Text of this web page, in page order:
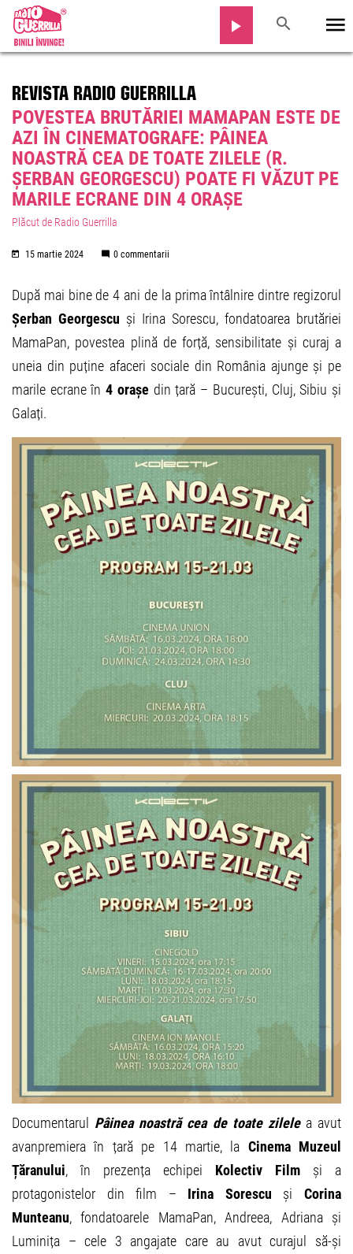
REVISTA RADIO GUERRILLA
POVESTEA BRUTĂRIEI MAMAPAN ESTE DE
AZI ÎN CINEMATOGRAFE: PÂINEA
NOASTRĂ CEA DE TOATE ZILELE (R.
ȘERBAN GEORGESCU) POATE FI VĂZUT PE
MARILE ECRANE DIN 4 ORAȘE
Plăcut de Radio Guerrilla
15 martie 2024 0 commentarii
După mai bine de 4 ani de la prima întâlnire dintre regizorul
Șerban Georgescu și Irina Sorescu, fondatoarea brutăriei
MamaPan, povestea plină de forță, sensibilitate și curaj a
uneia din puține afaceri sociale din România ajunge și pe
marile ecrane în4 oraședin țară – București, Cluj, Sibiu și
Galați.
Documentarul Pâinea noastră cea de toate zilelea avut
avanpremiera în țară pe 14 martie, la Cinema Muzeul
Țăranului, în prezența echipei Kolectiv Film și a
protagonistelor din film – Irina Sorescu șiCorina
Munteanu, fondatoarele MamaPan, Andreea, Adriana și
Luminița – cele 3 angajate care au avut curajul să-și